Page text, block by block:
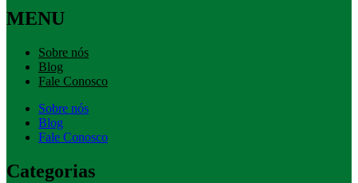
MENU
Sobre nós
Blog
Fale Conosco
Sobre nós
Blog
Fale Conosco
Categorias